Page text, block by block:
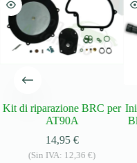
Kit di riparazione BRC per
AT90A
14,95 €
(Sin IVA: 12,36€)